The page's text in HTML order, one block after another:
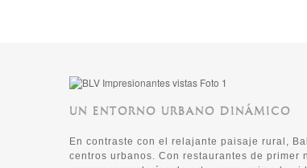
UN ENTORNO URBANO DINÁMICO
En contraste con el relajante paisaje rural,
centros urbanos. Con restaurantes de primer